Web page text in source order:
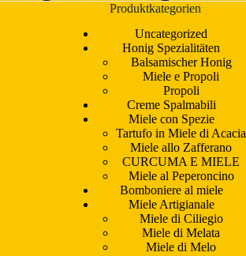
Produktkategorien
Uncategorized
Honig Spezialitäten
Balsamischer Honig
Miele e Propoli
Propoli
Creme Spalmabili
Miele con Spezie
Tartufo in Miele di Acacia
Miele allo Zafferano
CURCUMA E MIELE
Miele al Peperoncino
Bomboniere al miele
Miele Artigianale
Miele di Ciliegio
Miele di Melata
Miele di Melo